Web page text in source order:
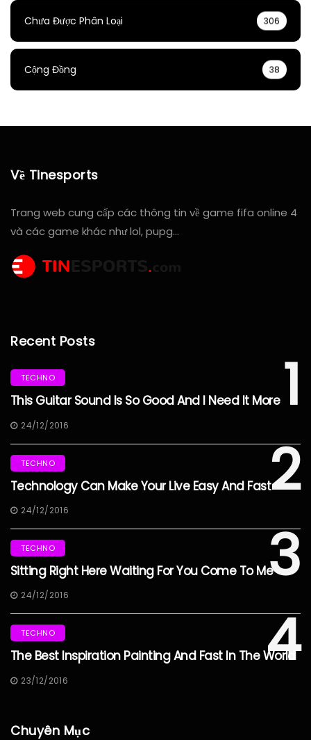
Chưa Được Phân Loại 306
Cộng Đồng 38
Về Tinesports
Trang web cung cấp các thông tin về game fifa online 4
và các game khác như lol, pupg…
Recent Posts
1
TECHNO
This Guitar Sound Is So Good And I Need It More
24/12/2016
2
TECHNO
Technology Can Make Your Live Easy And Fast
24/12/2016
3
TECHNO
Sitting Right Here Waiting For You Come To Me
24/12/2016
4
TECHNO
The Best Inspiration Painting And Fast In The World
23/12/2016
Chuyên Mục